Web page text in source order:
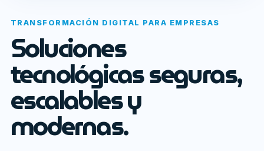
TRANSFORMACIÓN DIGITAL PARA EMPRESAS
Soluciones
tecnológicas seguras,
escalables y
modernas.